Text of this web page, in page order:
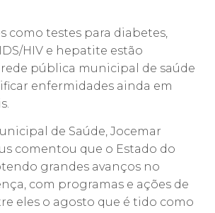
como testes para diabetes,
HIV e hepatite estão
pública municipal de saúde
enfermidades ainda em
de Saúde, Jocemar
comentou que o Estado do
grandes avanços no
com programas e ações de
eles o agosto que é tido como